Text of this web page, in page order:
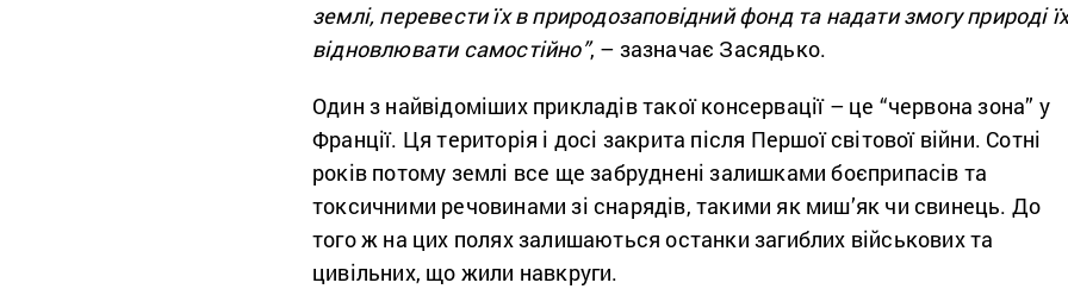
землі, перевести їх в природозаповідний фонд та надати змогу природі
відновлювати самостійно”, – зазначає Засядько.
Один з найвідоміших прикладів такої консервації – це “червона зона” у
Франції. Ця територія і досі закрита після Першої світової війни. Сотні
років потому землі все ще забруднені залишками боєприпасів та
токсичними речовинами зі снарядів, такими як миш’як чи свинець. До
того ж на цих полях залишаються останки загиблих військових та
цивільних, що жили навкруги.